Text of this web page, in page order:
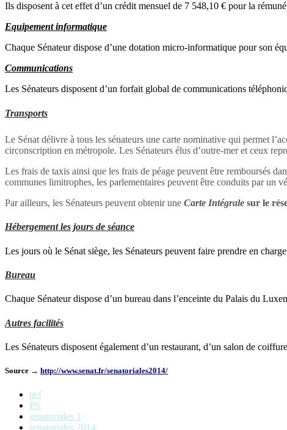
Ils disposent à cet effet d’un crédit mensuel de 7 548,10 € pour la
Equipement informatique
Chaque Sénateur dispose d’une dotation micro-informatique pour son
Communications
Les Sénateurs disposent d’un forfait global de communications
Transports
Le Sénat délivre à tous les sénateurs une carte nominative qui permet
circonscription en métropole. Les Sénateurs élus d’outre-mer et ceux
Les frais de taxis ainsi que les frais de péage peuvent être remboursés
communes limitrophes, les parlementaires peuvent être conduits par un
Par ailleurs, les Sénateurs peuvent obtenir une Carte Intégrale sur le
Hébergement les jours de séance
Les jours où le Sénat siège, les Sénateurs peuvent faire prendre en
Bureau
Chaque Sénateur dispose d’un bureau dans l’enceinte du Palais du
Autres facilités
Les Sénateurs disposent également d’un restaurant, d’un salon de
Source → http://www.senat.fr/senatoriales2014/
pcf
PS
senatoriales 1
senatoriales 2014